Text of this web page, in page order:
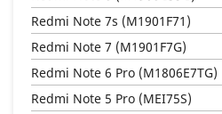
Redmi Note 7s (M1901F71)
Redmi Note 7 (M1901F7G)
Redmi Note 6 Pro (M1806E7TG)
Redmi Note 5 Pro (MEI75S)